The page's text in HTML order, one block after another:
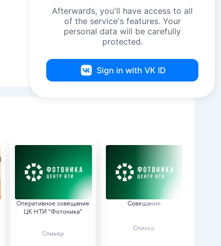
Оперативное совещание
ЦК НТИ "Фотоника"
Спикер
Совещание
Спикер
Afterwards, you'll have access to all
of the service's features. Your
personal data will be carefully
protected.
Sign in with VK ID